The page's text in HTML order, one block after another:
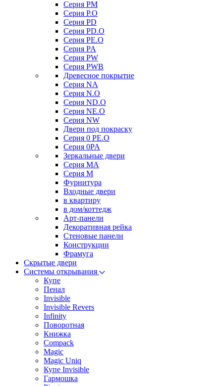
Серия PM
Серия P.O
Серия PD
Серия PD.O
Серия PE.O
Серия PA
Серия PW
Серия PWB
Древесное покрытие
Серия NA
Серия N.O
Серия ND.O
Серия NE.O
Серия NW
Двери под покраску
Серия 0 PE.O
Серия 0PA
Зеркальные двери
Серия MA
Серия M
Фурнитура
Входные двери
в квартиру
в дом/коттедж
Арт-панели
Декоративная рейка
Стеновые панели
Конструкции
Фрамуга
Скрытые двери
Системы открывания
Купе
Пенал
Invisible
Invisible Revers
Infinity
Поворотная
Книжка
Compack
Magic
Magic Uniq
Купе Invisible
Гармошка